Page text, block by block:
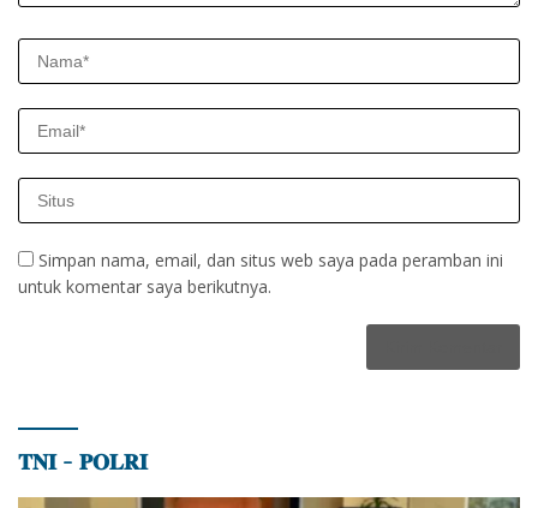
Simpan nama, email, dan situs web saya pada peramban ini
untuk komentar saya berikutnya.
𝐓𝐍𝐈 – 𝐏𝐎𝐋𝐑𝐈